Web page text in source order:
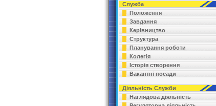
Служба
Положення
Завдання
Керівництво
Структура
Планування роботи
Колегія
Історія створення
Вакантні посади
Діяльність Служби
Наглядова діяльність